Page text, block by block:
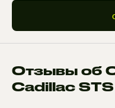
Отзывы об
Cadillac